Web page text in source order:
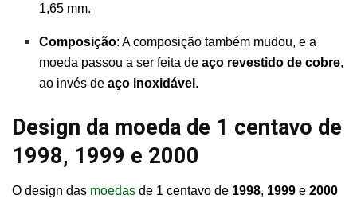
1,65 mm.
Composição: A composição também mudou, e a
moeda passou a ser feita deaço revestido de cobre,
ao invés deaço inoxidável .
Design da moeda de 1 centavo de
1998, 1999 e 2000
O design das moedas de 1 centavo de 1998, 1999 e 2000